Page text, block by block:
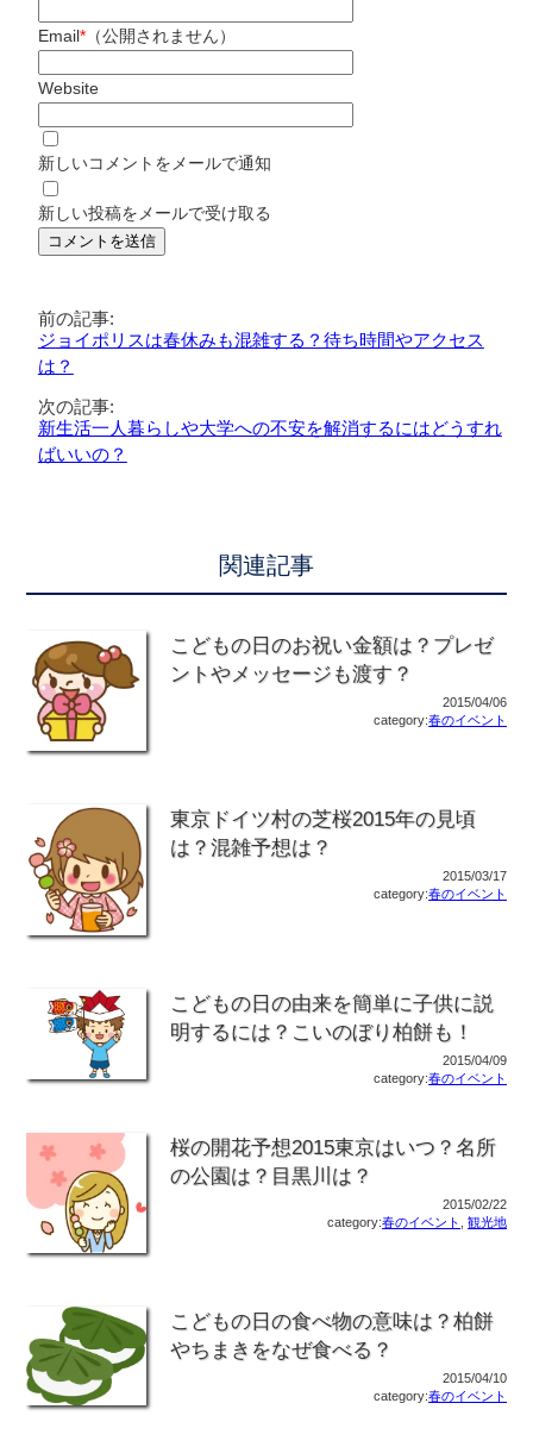
Email*（公開されません）
Website
新しいコメントをメールで通知
新しい投稿をメールで受け取る
前の記事:
ジョイポリスは春休みも混雑する？待ち時間やアクセス
は？
次の記事:
新生活一人暮らしや大学への不安を解消するにはどうすれ
ばいいの？
関連記事
こどもの日のお祝い金額は？プレゼ
ントやメッセージも渡す？
2015/04/06
category:春のイベント
東京ドイツ村の芝桜2015年の見頃
は？混雑予想は？
2015/03/17
category:春のイベント
こどもの日の由来を簡単に子供に説
明するには？こいのぼり柏餅も！
2015/04/09
category:春のイベント
桜の開花予想2015東京はいつ？名所
の公園は？目黒川は？
2015/02/22
category:春のイベント ,観光地
こどもの日の食べ物の意味は？柏餅
やちまきをなぜ食べる？
2015/04/10
category:春のイベント